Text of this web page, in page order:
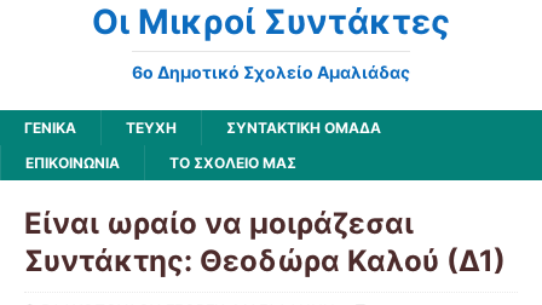
Οι Μικροί Συντάκτες
6ο Δημοτικό Σχολείο Αμαλιάδας
ΓΕΝΙΚΆ ΤΕΥΧΗ
ΣΥΝΤΑΚΤΙΚΗ ΟΜΑΔΑ
ΕΠΙΚΟΙΝΩΝΙΑ
ΤΟ ΣΧΟΛΕΙΟ ΜΑΣ
Είναι ωραίο να μοιράζεσαι
Συντάκτης: Θεοδώρα Καλού (Δ1)